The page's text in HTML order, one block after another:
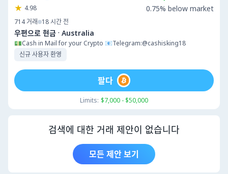
4.98
714 거래 18 시간 전
우편으로 현금 · Australia
💵Cash in Mail for your Crypto 📧Telegram:@cashisking18
신규 사용자 환영
0.75% below market
Limits: $7,000 - $50,000
팔다
검색에 대한 거래 제안이 없습니다
모든 제안 보기